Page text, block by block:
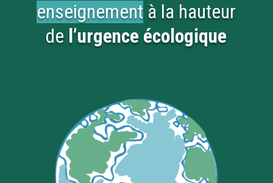
enseignement à la hauteur
de l’urgence écologique